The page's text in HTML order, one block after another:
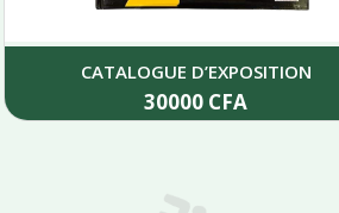
CATALOGUE D’EXPOSITION
30000 CFA